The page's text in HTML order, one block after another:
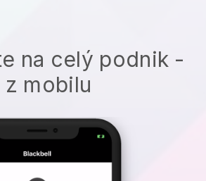
na celý podnik -
z mobilu